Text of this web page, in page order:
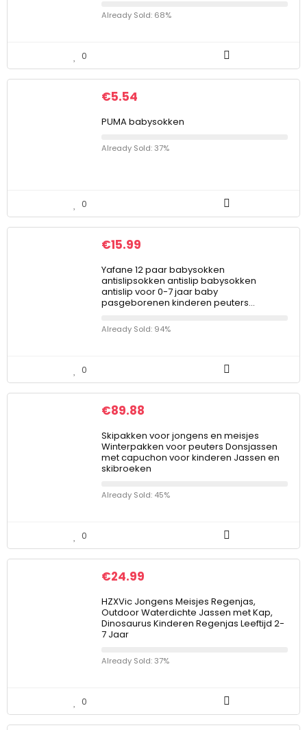
Already Sold: 68%
0
€5.54
PUMA babysokken
Already Sold: 37%
0
€15.99
Yafane 12 paar babysokken
antislipsokken antislip babysokken
antislip voor 0-7 jaar baby
pasgeborenen kinderen peuters…
Already Sold: 94%
0
€89.88
Skipakken voor jongens en meisjes
Winterpakken voor peuters Donsjassen
met capuchon voor kinderen Jassen en
skibroeken
Already Sold: 45%
0
€24.99
HZXVic Jongens Meisjes Regenjas,
Outdoor Waterdichte Jassen met Kap,
Dinosaurus Kinderen Regenjas Leeftijd 2-
7 Jaar
Already Sold: 37%
0